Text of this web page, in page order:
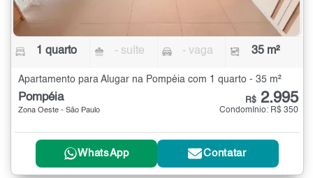
1 quarto - suíte - vaga 35 m²
Apartamento para Alugar na Pompéia com 1 quarto - 35 m²
Pompéia
Zona Oeste - São Paulo
R$ 2.995
Condomínio: R$ 350
WhatsApp Contatar